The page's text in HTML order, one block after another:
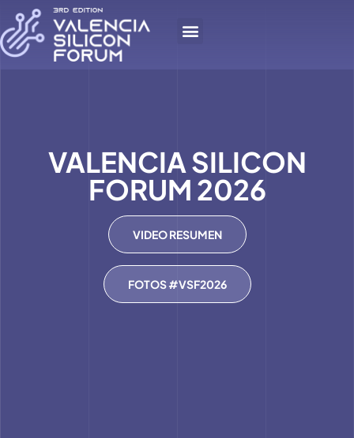
VALENCIA SILICON
FORUM 2026
VIDEO RESUMEN
FOTOS #VSF2026